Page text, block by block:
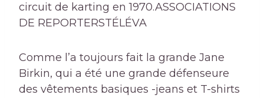
circuit de karting en 1970.ASSOCIATIONS
DE REPORTERSTÉLÉVA
Comme l’a toujours fait la grande Jane
Birkin, qui a été une grande défenseure
des vêtements basiques -jeans et T-shirts